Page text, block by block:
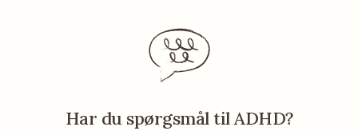
Har du spørgsmål til ADHD?